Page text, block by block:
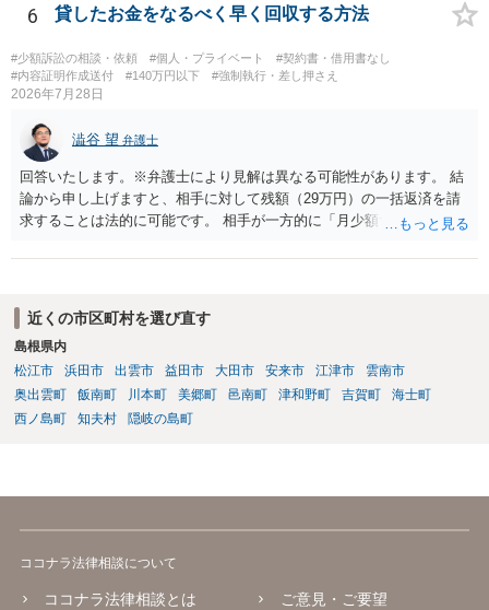
とが考えられますが、 パパ活の契約は、売春防止法に抵触する契約
条）となるため、相手方に請求できない可能性が高いです。 ・相手の
氏名や住所が分からない状態でも対応可能なのか ⇒訴訟等の裁判上の
手続を利用する場合には、原則として相手方の住所・氏名を把握して
6 貸したお金をなるべく早く回収する方法
#少額訴訟の相談・依頼 #個人・プライベート
#契約書・借用書なし
#内容証明作成送付
#140万円以下 #強制執行・差し押さえ
2026年7月28日
澁谷 望 弁護士
回答いたします。※弁護士により見解は異なる可能性があります。 結
論から申し上げますと、相手に対して残額（29万円）の一括返済を請
求することは法的に可能です。 相手が一方的に「月少額ずつ返す」と
は成立していません。当初の返済期日も過ぎているため、一括返済を
です。 分割拒否と一括請求の通知：PayPayのメッセージ等で「分割
払いには同意していないため、残額の一括払いを求める」旨を明確に
伝えます。 相手の本名・住所の確認：応じない場合に法的手段（少額
訴訟など）をとるには、相手の身元が必要です。分からない場合は、
まず本名や住所の特定を進めてください。 相手が購入した高額商品
（Switch2等）の事実も踏まえ、応じない場合は法的措置を辞さない姿
近くの市区町村を選び直す
島根県内
松江市
浜田市 出雲市 益田市 大田市 安来市 江津市
雲南市
奥出雲町
飯南町 川本町 美郷町 邑南町 津和野町 吉賀町
海士町
西ノ島町
知夫村 隠岐の島町
ココナラ法律相談について
ココナラ法律相談とは
ご意見・ご要望